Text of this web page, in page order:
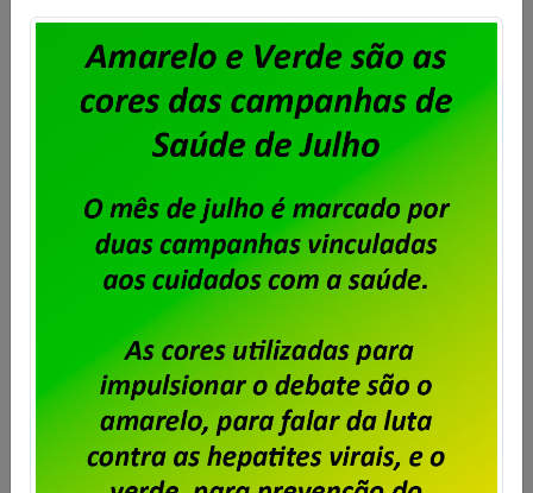
Publicado porImprensa em06/11/2024 .
Foi eleita a Organização por Local de Trabalho dos
trabalhadores e trabalhadoras da BBTS. A votação
ocorreu nos dias 4 e 5 de novembro, conforme edital
publicado no site do Sindicato. A chapa Força e
União foi eleita com 94% dos votos para mandato de
dois (dois) anos, com início no dia 12 de novembro […]